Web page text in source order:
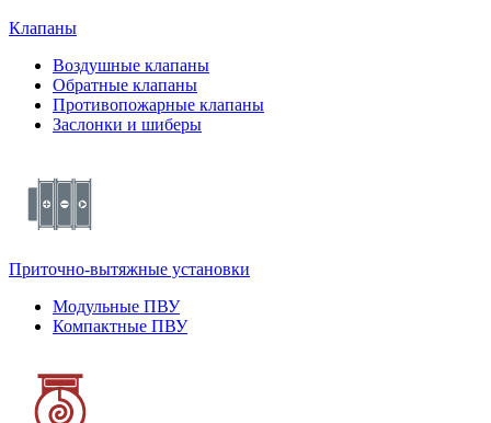
Клапаны
Воздушные клапаны
Обратные клапаны
Противопожарные клапаны
Заслонки и шиберы
Приточно-вытяжные установки
Модульные ПВУ
Компактные ПВУ